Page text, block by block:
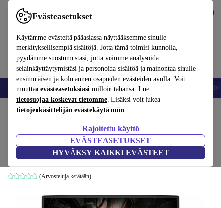
Evästeasetukset
Käytämme evästeitä pääasiassa näyttääksemme sinulle
merkityksellisempiä sisältöjä. Jotta tämä toimisi kunnolla,
pyydämme suostumustasi, jotta voimme analysoida
selainkäyttäytymistäsi ja personoida sisältöä ja mainontaa sinulle -
ensimmäisen ja kolmannen osapuolen evästeiden avulla. Voit
muuttaa evästeasetuksiasi milloin tahansa. Lue
tietosuojaa koskevat tietomme. Lisäksi voit lukea
tietojenkäsittelijän evästekäytännön.
Rajoitettu käyttö
EVÄSTEASETUKSET
HYVÄKSY KAIKKI EVÄSTEET
Käytä refurbed-palvelua nopeasti ja helposti
Matkapuhelimet ja älypuhelimet Kannettavat tietokoneet
Koti Tuotteet Kannettavat tietokoneet
MSI GL65 Leopard 10SER | i7-10750H |
15.6-tuuman
16 GB | 1 TB SSD | Win 11 Home | IT
(Arvosteluja kerätään)